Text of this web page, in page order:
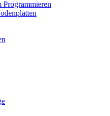
Programmieren